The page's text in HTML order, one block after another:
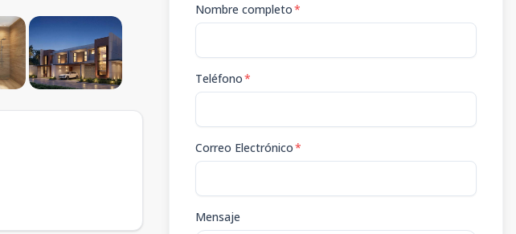
Nombre completo*
Teléfono*
Correo Electrónico*
Mensaje